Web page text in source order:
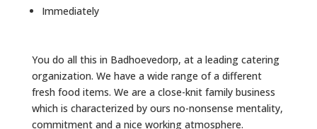
Immediately
You do all this in Badhoevedorp, at a leading catering
organization. We have a wide range of a different
fresh food items. We are a close-knit family business
which is characterized by ours no-nonsense mentality,
commitment and a nice working atmosphere.